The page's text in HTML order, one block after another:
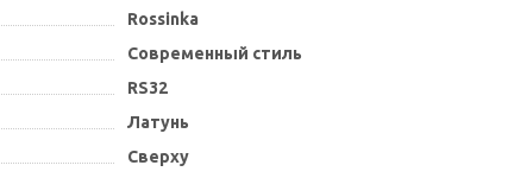
Rossinka
Современный стиль
RS32
Латунь
Сверху